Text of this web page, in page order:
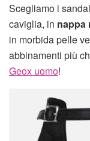
Scegliamo i
caviglia, in nappa
in morbida pelle
abbinamenti più
Geox uomo!